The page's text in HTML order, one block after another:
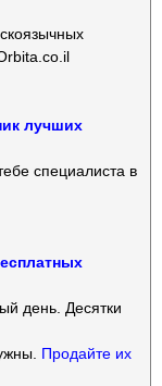
лучших
специалиста в
день. Десятки
Продайте их